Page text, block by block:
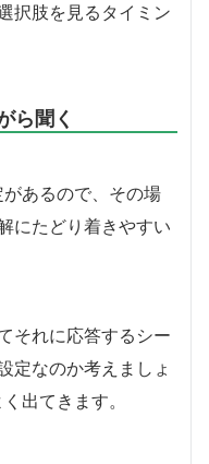
択肢を見るタイミン
ら聞く
あるので、その場
にたどり着きやすい
それに応答するシー
定なのか考えましょ
出てきます。